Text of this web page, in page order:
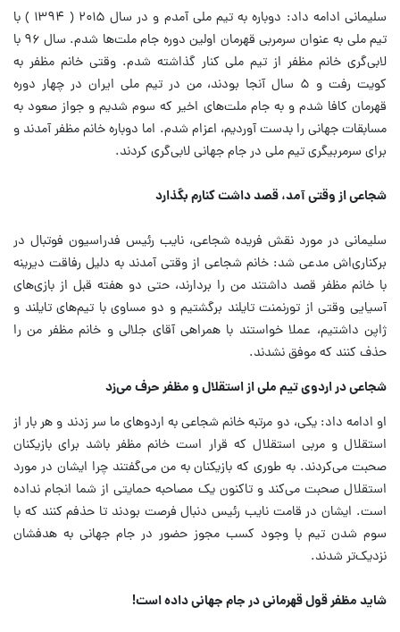
سلیمانی ادامه داد: دوباره به تیم ملی آمدم و در سال ۲۰۱۵ ( ۱۳۹۴ ) با
تیم ملی به عنوان سرمربی قهرمان اولین دوره جام ملت‌ها شدم. سال ۹۶ با
لابی‌گری خانم مظفر از تیم ملی کنار گذاشته شدم. وقتی خانم مظفر به
کویت رفت و ۵ سال آنجا بودند، من در تیم ملی ایران در چهار دوره
قهرمان کافا شدم و به جام ملت‌های اخیر که سوم شدیم و جواز صعود به
مسابقات جهانی را بدست آوردیم، اعزام شدم. اما دوباره خانم مظفر آمدند و
برای سرمربیگری تیم ملی در جام جهانی لابی‌گری کردند.
شجاعی از وقتی آمد، قصد داشت کنارم بگذارد
سلیمانی در مورد نقش فریده شجاعی، نایب رئیس فدراسیون فوتبال در
برکناری‌اش مدعی شد: خانم شجاعی از وقتی آمدند به دلیل رفاقت دیرینه
با خانم مظفر قصد داشتند من را بردارند، حتی دو هفته قبل از بازی‌های
آسیایی وقتی از تورنمنت تایلند برگشتیم و دو مساوی با تیم‌های تایلند و
ژاپن داشتیم، عملا خواستند با همراهی آقای جلالی و خانم مظفر من را
حذف کنند که موفق نشدند.
شجاعی در اردوی تیم ملی از استقلال و مظفر حرف می‌زد
او ادامه داد: یکی، دو مرتبه خانم شجاعی به اردوهای ما سر زدند و هر بار از
استقلال و مربی استقلال که قرار است خانم مظفر باشد برای بازیکنان
صحبت می‌کردند. به طوری که بازیکنان به من می‌گفتند چرا ایشان در مورد
استقلال صحبت می‌کند و تاکنون یک مصاحبه حمایتی از شما انجام نداده
است. ایشان در قامت نایب رئیس دنبال فرصت بودند تا حذفم کنند که با
سوم شدن تیم با وجود کسب مجوز حضور در جام جهانی به هدفشان
نزدیک‌تر شدند.
شاید مظفر قول قهرمانی در جام جهانی داده‌ است!